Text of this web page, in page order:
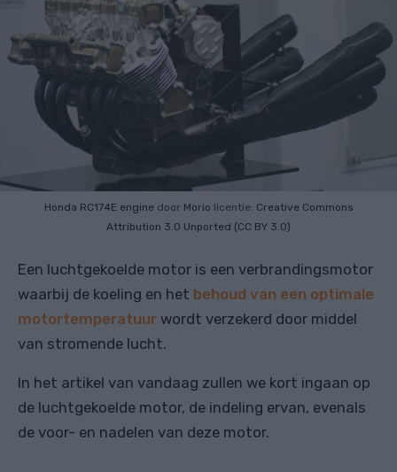
Honda RC174E engine door Morio licentie: Creative Commons
Attribution 3.0 Unported (CC BY 3.0)
Een luchtgekoelde motor is een verbrandingsmotor
waarbij de koeling en het behoud van een optimale
motortemperatuur wordt verzekerd door middel
van stromende lucht.
In het artikel van vandaag zullen we kort ingaan op
de luchtgekoelde motor, de indeling ervan, evenals
de voor- en nadelen van deze motor.